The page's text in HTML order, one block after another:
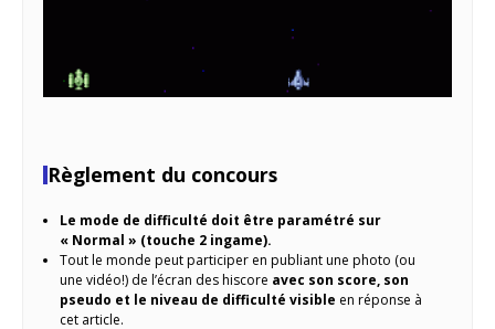
Règlement du concours
Le mode de difficulté doit être paramétré sur
« Normal » (touche 2 ingame).
Tout le monde peut participer en publiant une photo (ou
une vidéo!) de l’écran des hiscore avec son score, son
pseudo et le niveau de difficulté visible en réponse à
cet article.